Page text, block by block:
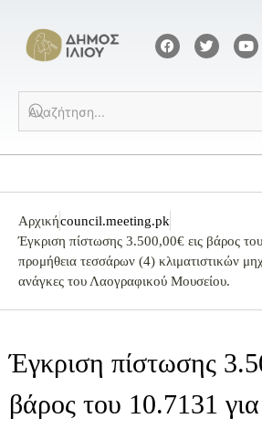
Αρχικήcouncil.meeting.pk
Έγκριση πίστωσης 3.500,00€ εις βάρος
προμήθεια τεσσάρων (4) κλιματιστικών
ανάγκες του Λαογραφικού Μουσείου.
Έγκριση πίστωσης
βάρος του 10.7131